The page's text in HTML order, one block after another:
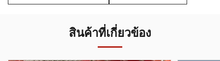
สินค้าที่เกี่ยวข้อง